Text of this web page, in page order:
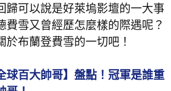
歸可以說是好萊塢影壇的一大事
費雪又曾經歷怎麼樣的際遇呢？
布蘭登費雪的一切吧！
球百大帥哥】盤點！冠軍是誰重